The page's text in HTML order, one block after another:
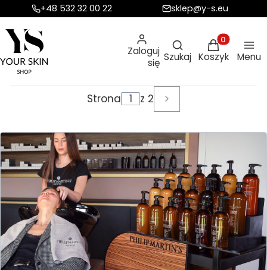
+48 532 32 00 22 sklep@y-s.eu
Zaloguj
się
Otwórz
Szukaj
Produkty w
Koszyk Menu
Strona z 2 Następne wpisy